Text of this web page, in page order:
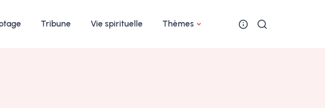
Tribune Vie spirituelle Thèmes